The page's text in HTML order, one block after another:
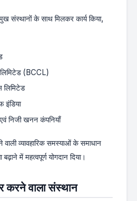
संस्थानों के साथ मिलकर कार्य किया,
(BCCL)
इंडिया
एवं निजी खनन कंपनियाँ
व्यावहारिक समस्याओं के समाधान
में महत्वपूर्ण योगदान दिया।
करने वाला संस्थान